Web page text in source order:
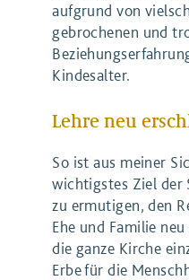
aufgrund von
gebrochenen und
Kindesalter.
Lehre neu
So ist aus meiner
wichtigstes Ziel der
zu ermutigen, den
Ehe und Familie
die ganze Kirche
Erbe für die